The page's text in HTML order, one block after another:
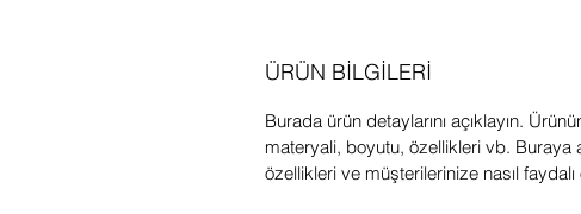
ÜRÜN BİLGİLERİ
Burada ürün detaylarını açıklayın.
materyali, boyutu, özellikleri vb. Buraya
özellikleri ve müşterilerinize nasıl faydalı